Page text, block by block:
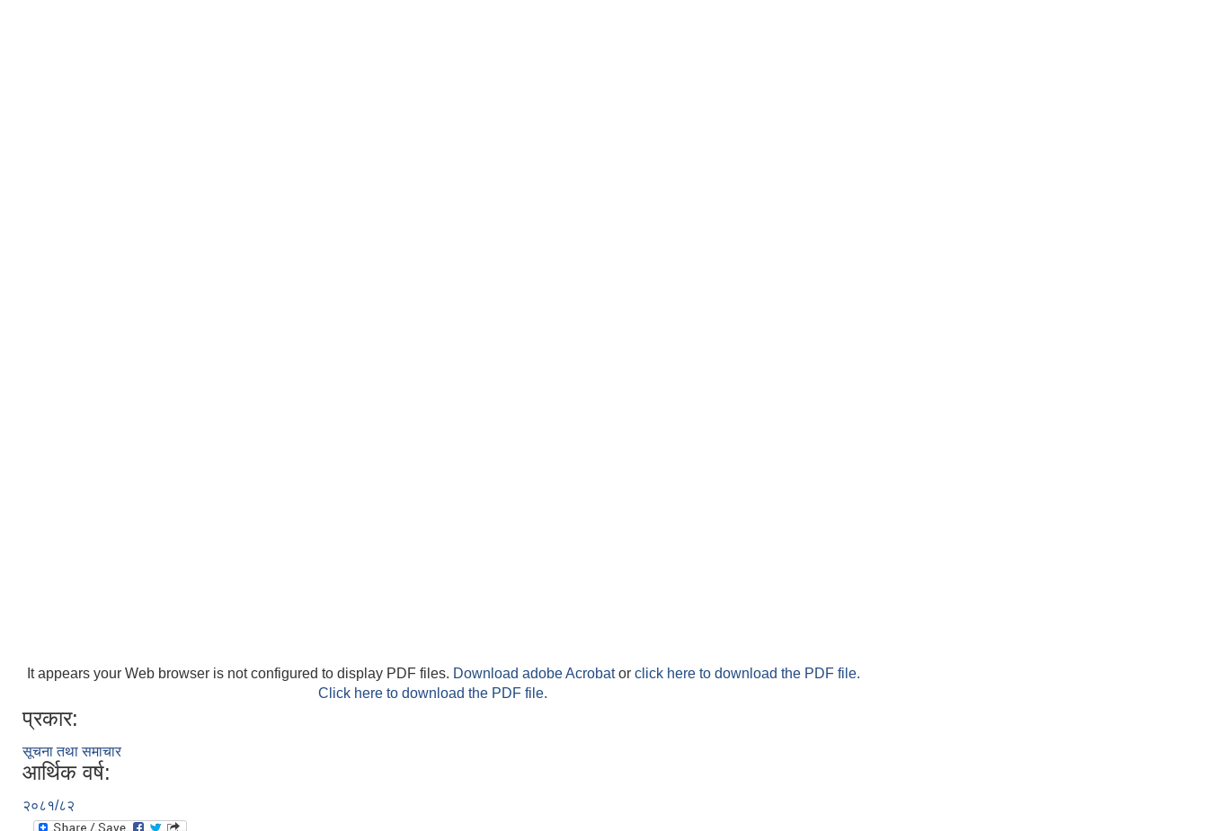
It appears your Web browser is not configured to display PDF files. Download adobe Acrobator click here to download the PDF file.
Click here to download the PDF file.
प्रकार:
सूचना तथा समाचार
आर्थिक वर्ष:
२०८१/८२